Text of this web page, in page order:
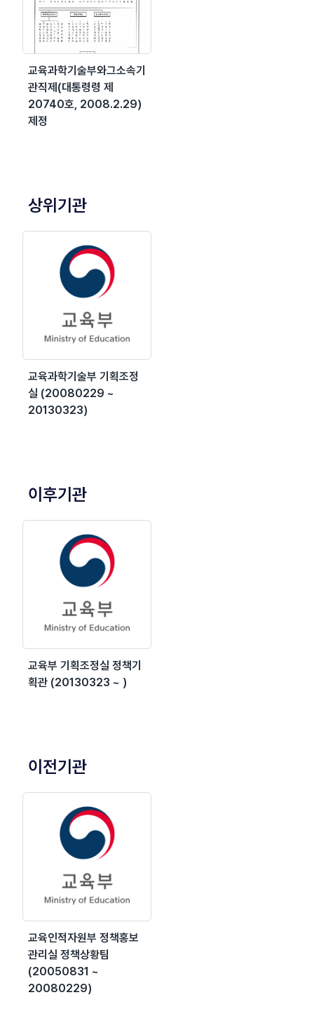
교육과학기술부와그소속기
관직제(대통령령 제
20740호, 2008.2.29)
제정
상위기관
교육과학기술부 기획조정
실 (20080229 ~
20130323)
이후기관
교육부 기획조정실 정책기
획관 (20130323 ~ )
이전기관
교육인적자원부 정책홍보
관리실 정책상황팀
(20050831 ~
20080229)